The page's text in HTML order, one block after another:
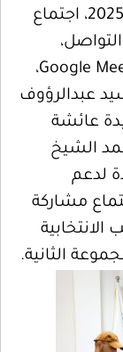
عُقد صباح اليوم الثلاثاء، 18 فبراير 2025، اجتماع
السيد خالد الموسي، عبر تطبيق Google Meet،
عبدالرؤوف
عائشة
الشيخ
لدعم
مشاركة
الثانية.